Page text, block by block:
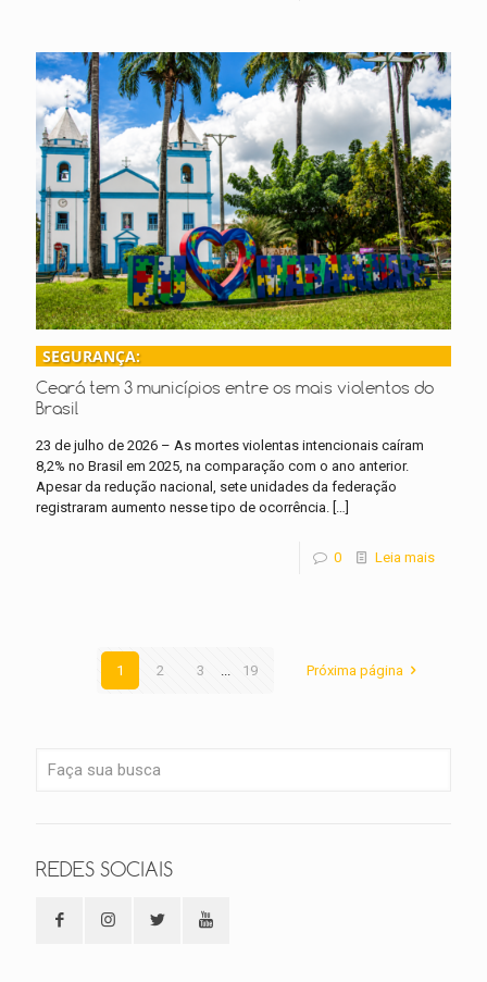
SEGURANÇA:
Ceará tem 3 municípios entre os mais violentos do
Brasil
23 de julho de 2026 – As mortes violentas intencionais caíram
8,2% no Brasil em 2025, na comparação com o ano anterior.
Apesar da redução nacional, sete unidades da federação
registraram aumento nesse tipo de ocorrência. […]
0 Leia mais
1 2 3 19 Próxima página
REDES SOCIAIS